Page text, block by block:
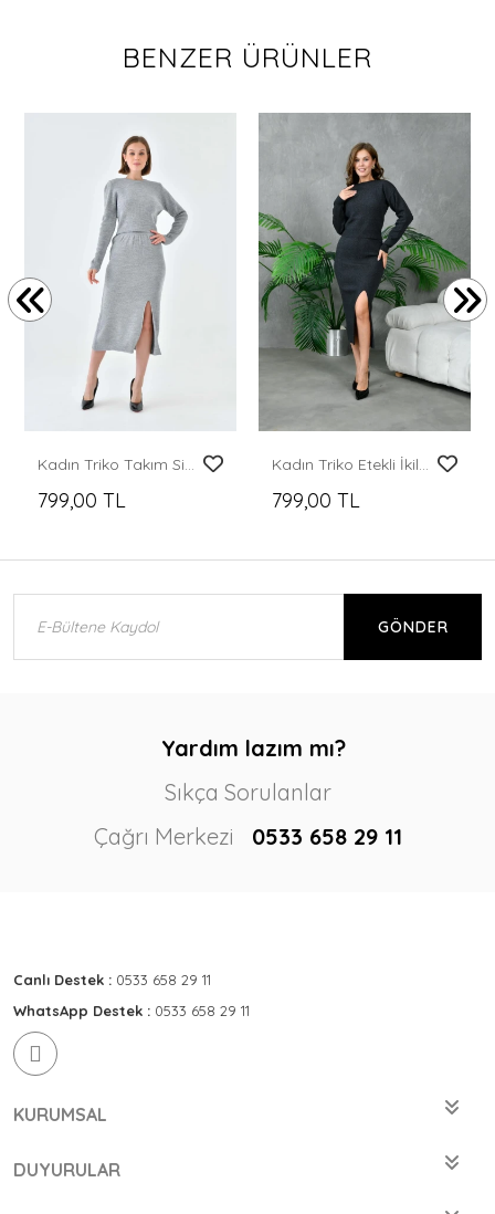
BENZER ÜRÜNLER
Kadın Triko Takım Simli Triko Takım Gri - 10579
799,00 TL
Kadın Triko Etekli İkili Takım
799,00 TL
GÖNDER
Yardım lazım mı?
Sıkça Sorulanlar
Çağrı Merkezi
0533 658 29 11
Canlı Destek : 0533 658 29 11
WhatsApp Destek : 0533 658 29 11
KURUMSAL
DUYURULAR